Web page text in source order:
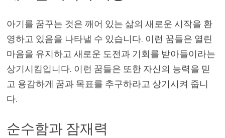
아기를 꿈꾸는 것은 깨어 있는 삶의 새로운 시작을 환
영하고 있음을 나타낼 수 있습니다. 이런 꿈들은 열린
마음을 유지하고 새로운 도전과 기회를 받아들이라는
상기시킴입니다. 이런 꿈들은 또한 자신의 능력을 믿
고 용감하게 꿈과 목표를 추구하라고 상기시켜 줍니
다.
순수함과 잠재력